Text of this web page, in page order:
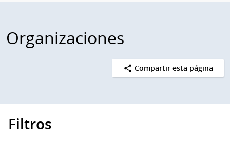
Organizaciones
Compartir esta página
Filtros